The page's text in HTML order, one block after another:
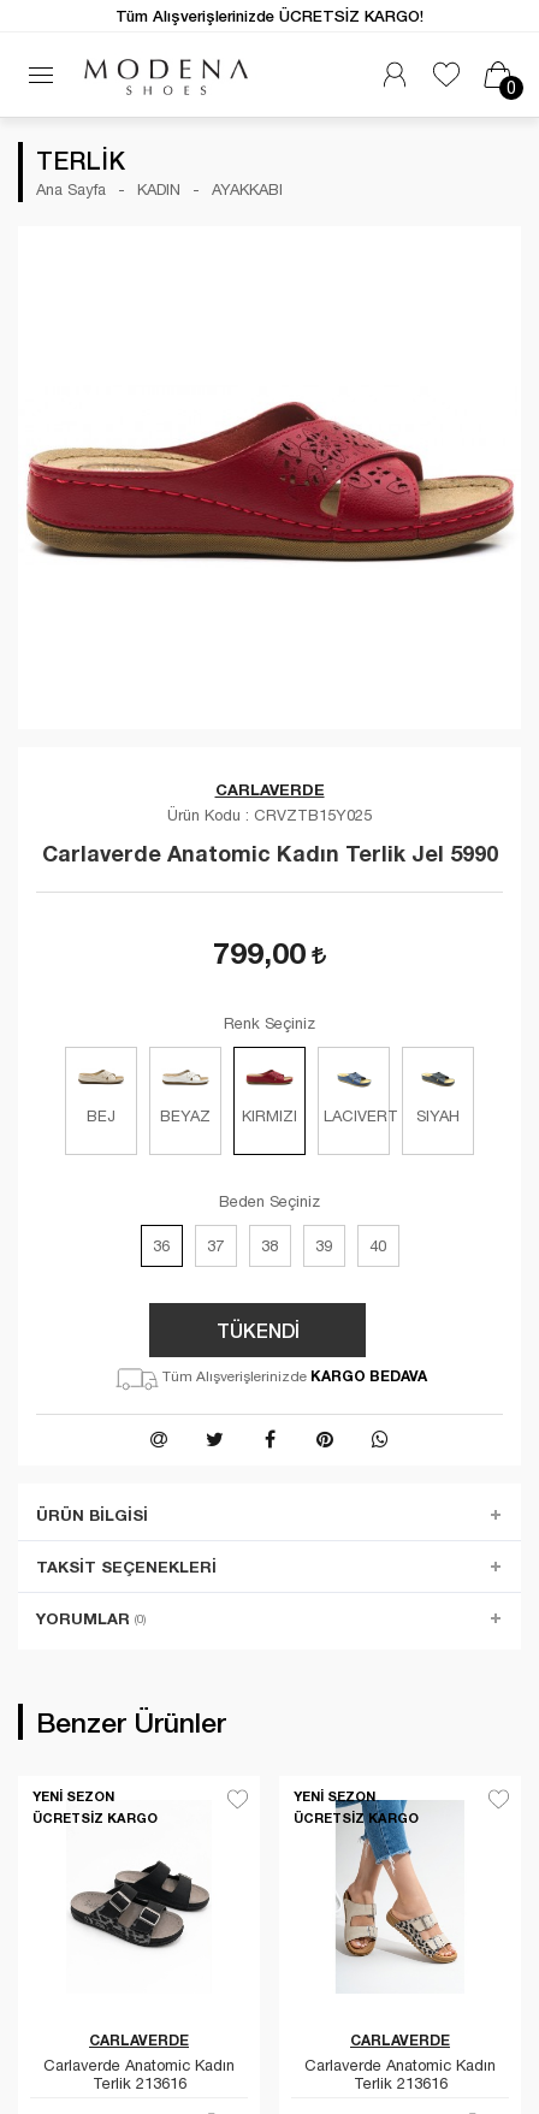
0
Tüm Alışverişlerinizde ÜCRETSİZ KARGO!
TERLİK
Ana Sayfa KADIN AYAKKABI
CARLAVERDE
Ürün Kodu : CRVZTB15Y025
Carlaverde Anatomic Kadın Terlik Jel 5990
799,00
Renk Seçiniz
BEJ BEYAZ KIRMIZI LACIVERT SIYAH
Beden Seçiniz
36 37 38 39 40
TÜKENDİ
Tüm Alışverişlerinizde KARGO BEDAVA
ÜRÜN BILGISI
TAKSIT SEÇENEKLERI
YORUMLAR (0)
Benzer Ürünler
YENI SEZON
ÜCRETSIZ KARGO
CARLAVERDE
Carlaverde Anatomic Kadın
Terlik 213616
YENI SEZON
ÜCRETSIZ KARGO
CARLAVERDE
Carlaverde Anatomic Kadın
Terlik 213616